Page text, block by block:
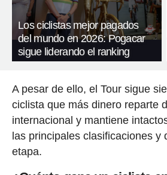
Los ciclistas mejor pagados
del mundo en 2026: Pogacar
sigue liderando el ranking
A pesar de ello, el Tour sigue
ciclista que más dinero reparte
internacional y mantiene
las principales clasificaciones y
etapa.